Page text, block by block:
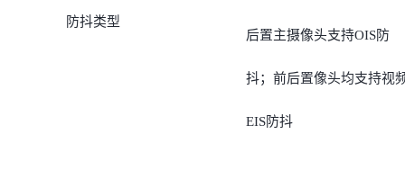
防抖类型
后置主摄像头支持OIS防
抖；前后置像头均支持视
EIS防抖